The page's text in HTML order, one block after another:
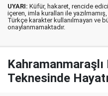
UYARI: Küfür, hakaret, rencide
içeren, imla kuralları ile yazılmamış,
Türkçe karakter kullanılmayan ve
onaylanmamaktadır.
Kahramanmaraşlı
Teknesinde